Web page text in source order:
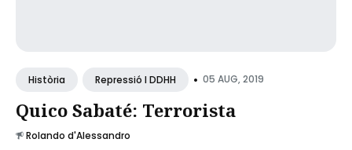
Història Repressió I DDHH • 05 AUG, 2019
Quico Sabaté: Terrorista
Rolando d'Alessandro